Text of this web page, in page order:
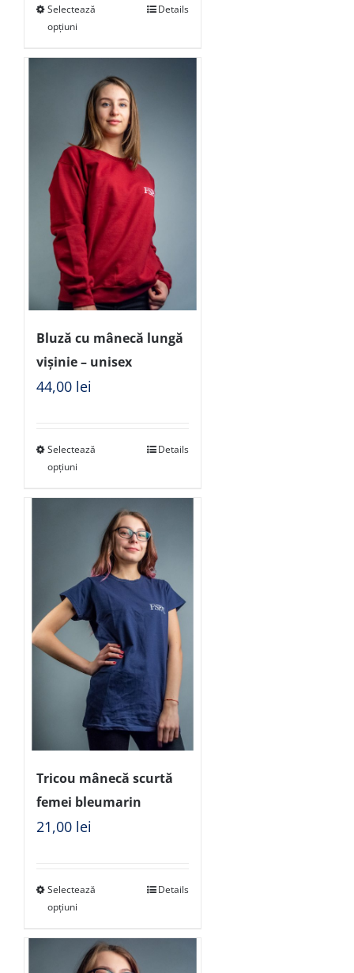
Selectează
opțiuni
Details
Bluză cu mânecă lungă
vișinie – unisex
44,00 lei
Selectează
opțiuni
Details
Tricou mânecă scurtă
femei bleumarin
21,00 lei
Selectează
opțiuni
Details